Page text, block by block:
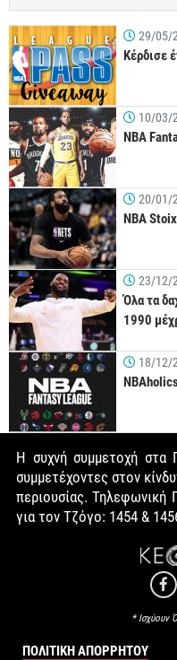
29/05/
Κέρδισε
10/03/
NBA
20/01/
NBA
23/12/
Όλα τα
1990
18/12/
Η συχνή συμμετοχή στα
συμμετέχοντες στον
περιουσίας. Τηλεφωνική
για τον Τζόγο: 1454 &
* Ισχύουν
ΠΟΛΙΤΙΚΉ ΑΠΟΡΡΉΤΟΥ